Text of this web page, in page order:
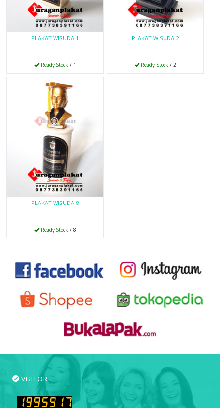
PLAKAT WISUDA 1
Ready Stock/ 1
PLAKAT WISUDA 2
Ready Stock/ 2
PLAKAT WISUDA 8
Ready Stock/ 8
VISITOR